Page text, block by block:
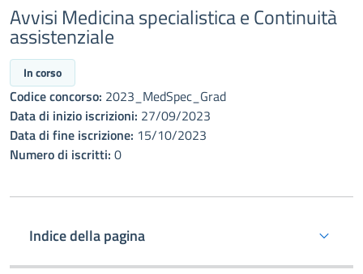
Avvisi Medicina specialistica e Continuità
assistenziale
In corso
Codice concorso: 2023_MedSpec_Grad
Data di inizio iscrizioni: 27/09/2023
Data di fine iscrizione: 15/10/2023
Numero di iscritti: 0
Indice della pagina